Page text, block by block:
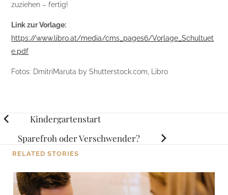
zuziehen – fertig!
Link zur Vorlage:
https://www.libro.at/media/cms_pages6/Vorlage_Schultuet
e.pdf
Fotos: DmitriMaruta by Shutterstock.com, Libro
Posts
navigation
Kindergartenstart
Sparefroh oder Verschwender?
RELATED STORIES